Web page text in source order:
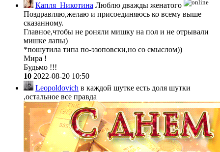
Капля_Никотина Люблю дважды женатого
Поздравляю,желаю и присоединяюсь ко всему выше
сказанному.
Главное,чтобы не роняли мишку на пол и не отрывали
мишке лапы)
*пошутила типа по-эзоповски,но со смыслом))
Мира !
Будьмо !!!
10 2022-08-20 10:50
Leopoldovich в каждой шутке есть доля шутки
,остальное все правда